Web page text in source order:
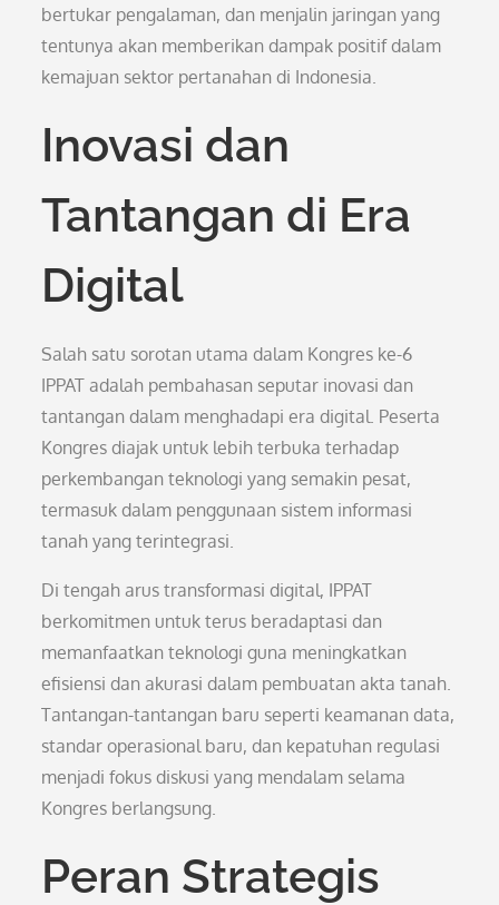
bertukar pengalaman, dan menjalin jaringan yang
tentunya akan memberikan dampak positif dalam
kemajuan sektor pertanahan di Indonesia.
Inovasi dan
Tantangan di Era
Digital
Salah satu sorotan utama dalam Kongres ke-6
IPPAT adalah pembahasan seputar inovasi dan
tantangan dalam menghadapi era digital. Peserta
Kongres diajak untuk lebih terbuka terhadap
perkembangan teknologi yang semakin pesat,
termasuk dalam penggunaan sistem informasi
tanah yang terintegrasi.
Di tengah arus transformasi digital, IPPAT
berkomitmen untuk terus beradaptasi dan
memanfaatkan teknologi guna meningkatkan
efisiensi dan akurasi dalam pembuatan akta tanah.
Tantangan-tantangan baru seperti keamanan data,
standar operasional baru, dan kepatuhan regulasi
menjadi fokus diskusi yang mendalam selama
Kongres berlangsung.
Peran Strategis